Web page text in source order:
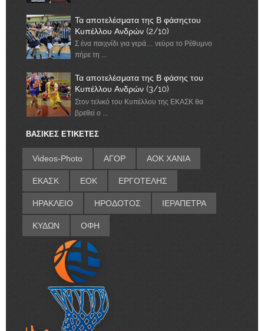
Τα αποτελέσματα της Β φάσηςτου
Κυπέλλου Ανδρών (2/10)
Σ ένα παιχνίδι για γερά… νεύρα το Ρέθυμνο
πήρε τη ...
Τα αποτελέσματα της Β φάσης του
Κυπέλλου Ανδρών (3/10)
Στον τελικό του Κυπέλλου της ΕΚΑΣΚ θα
βρεθεί ο ...
ΒΑΣΙΚΕΣ ΕΤΙΚΕΤΕΣ
Videos-Photo ΑΓΟΡ ΑΟΚ ΧΑΝΙΑ
ΕΚΑΣΚ ΕΟΚ ΕΡΓΟΤΕΛΗΣ
ΗΡΑΚΛΕΙΟ ΗΡΟΔΟΤΟΣ ΙΕΡΑΠΕΤΡΑ
ΚΥΔΩΝ ΟΦΗ